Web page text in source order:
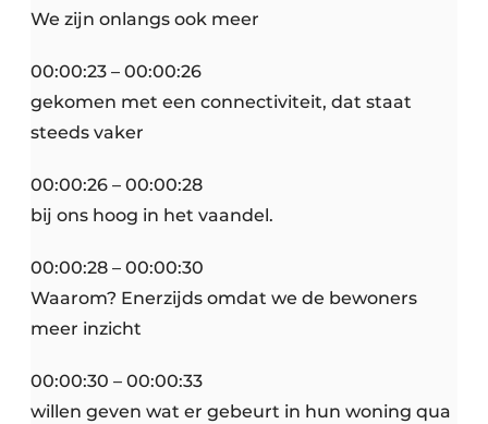
We zijn onlangs ook meer
00:00:23 – 00:00:26
gekomen met een connectiviteit, dat staat
steeds vaker
00:00:26 – 00:00:28
bij ons hoog in het vaandel.
00:00:28 – 00:00:30
Waarom? Enerzijds omdat we de bewoners
meer inzicht
00:00:30 – 00:00:33
willen geven wat er gebeurt in hun woning qua